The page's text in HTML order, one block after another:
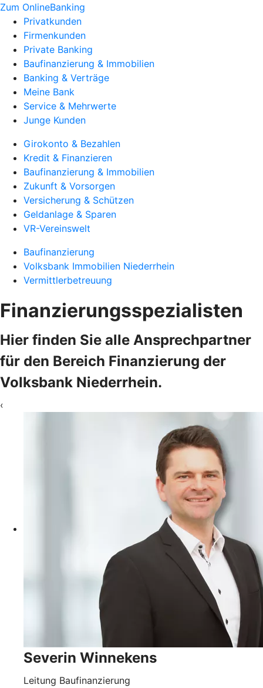
Zum OnlineBanking
Privatkunden
Firmenkunden
Private Banking
Baufinanzierung & Immobilien
Banking & Verträge
Meine Bank
Service & Mehrwerte
Junge Kunden
Girokonto & Bezahlen
Kredit & Finanzieren
Baufinanzierung & Immobilien
Zukunft & Vorsorgen
Versicherung & Schützen
Geldanlage & Sparen
VR-Vereinswelt
Baufinanzierung
Volksbank Immobilien Niederrhein
Vermittlerbetreuung
Finanzierungsspezialisten
Hier finden Sie alle Ansprechpartner
für den Bereich Finanzierung der
Volksbank Niederrhein.
‹
Severin Winnekens
Leitung Baufinanzierung